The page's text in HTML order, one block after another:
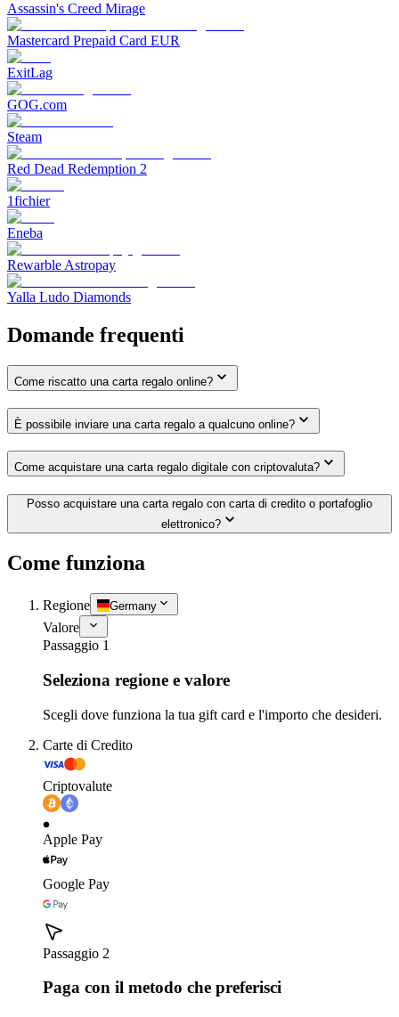
Assassin's Creed Mirage
Mastercard Prepaid Card EUR
ExitLag
GOG.com
Steam
Red Dead Redemption 2
1fichier
Eneba
Rewarble Astropay
Yalla Ludo Diamonds
Domande frequenti
Come riscatto una carta regalo online?
È possibile inviare una carta regalo a qualcuno online?
Come acquistare una carta regalo digitale con criptovaluta?
Posso acquistare una carta regalo con carta di credito o portafoglio
elettronico?
Come funziona
Regione Germany
Valore
Passaggio 1
Seleziona regione e valore
Scegli dove funziona la tua gift card e l'importo che desideri.
Carte di Credito
Criptovalute
Apple Pay
Google Pay
Passaggio 2
Paga con il metodo che preferisci